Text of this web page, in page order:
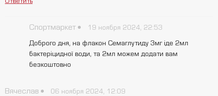
Спортмаркет 19 ноября 2024, 22:53
Доброго дня, на флакон Семаглутиду 3мг іде 2мл
бактеріцидної води, та 2мл можем додати вам
безкоштовно
Вячеслав 06 ноября 2024, 12:09